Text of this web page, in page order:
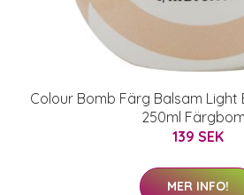
Colour Bomb Färg Balsam Light
250ml
139 SEK
MER INFO!